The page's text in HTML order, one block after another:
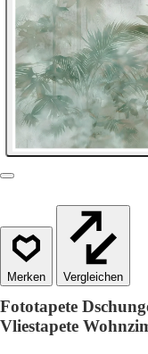
Vergleichen
Fototapete
Vliestapete